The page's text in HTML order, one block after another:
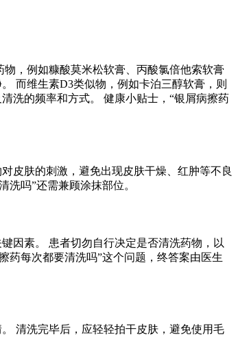
，例如糠酸莫米松软膏、丙酸氯倍他索软膏
而维生素D3类似物，例如卡泊三醇软膏，则
洗的频率和方式。 健康小贴士，“银屑病擦药
皮肤的刺激，避免出现皮肤干燥、红肿等不良
吗”还需兼顾涂抹部位。
因素。 患者切勿自行决定是否清洗药物，以
药每次都要清洗吗”这个问题，终答案由医生
清洗完毕后，应轻轻拍干皮肤，避免使用毛